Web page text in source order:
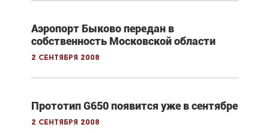
Аэропорт Быково передан в
собственность Московской области
2 сентября 2008
Прототип G650 появится уже в сентябре
2 сентября 2008